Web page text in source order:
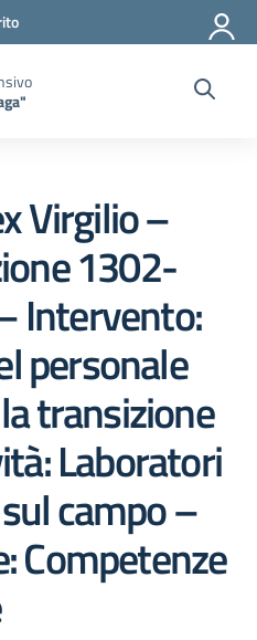
Virgilio –
1302-
Intervento:
personale
transizione
Laboratori
campo –
Competenze